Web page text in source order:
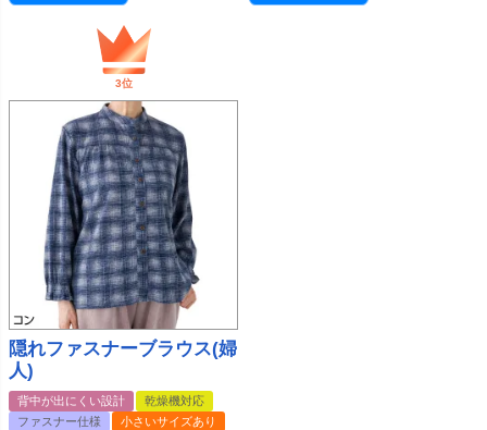
隠れファスナーブラウス(婦
人)
背中が出にくい設計
乾燥機対応
ファスナー仕様
小さいサイズあり